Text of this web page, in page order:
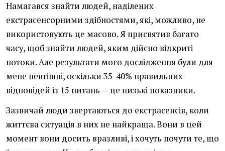
Намагався знайти людей, наділених
екстрасенсорними здібностями, які, можливо, не
використовують це масово. Я присвятив багато
часу, щоб знайти людей, яким дійсно відкриті
потоки. Але результати мого дослідження були для
мене невтішні, оскільки 35-40% правильних
відповідей із 15 питань — це низькі показники.
Зазвичай люди звертаються до екстрасенсів, коли
життєва ситуація в них не найкраща. Вони в цей
момент вони досить вразливі, і хочуть почути те, що